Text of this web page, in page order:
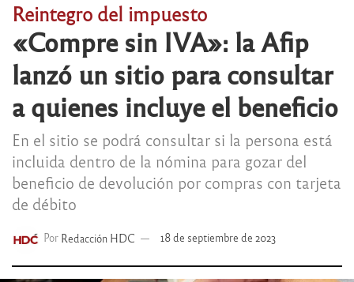
Reintegro del impuesto
«Compre sin IVA»: la Afip
lanzó un sitio para consultar
a quienes incluye el beneficio
En el sitio se podrá consultar si la persona está
incluida dentro de la nómina para gozar del
beneficio de devolución por compras con tarjeta
de débito
Por Redacción HDC 18 de septiembre de 2023